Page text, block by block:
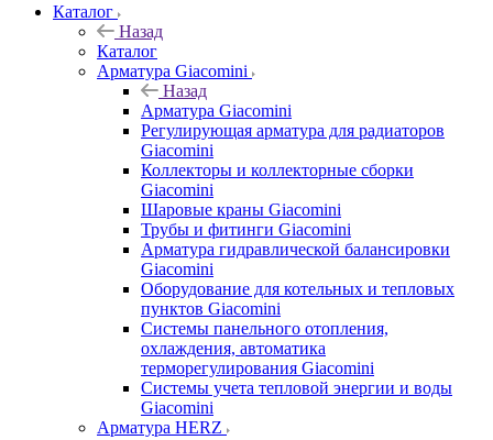
Каталог
Назад
Каталог
Арматура Giacomini
Назад
Арматура Giacomini
Регулирующая арматура для радиаторов
Giacomini
Коллекторы и коллекторные сборки
Giacomini
Шаровые краны Giacomini
Трубы и фитинги Giacomini
Арматура гидравлической балансировки
Giacomini
Оборудование для котельных и тепловых
пунктов Giacomini
Системы панельного отопления,
охлаждения, автоматика
терморегулирования Giacomini
Системы учета тепловой энергии и воды
Giacomini
Арматура HERZ